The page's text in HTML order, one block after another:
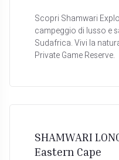
Scopri Shamwari
campeggio di lusso e
Sudafrica. Vivi la
Private Game Reserve.
SHAMWARI
Eastern Cape